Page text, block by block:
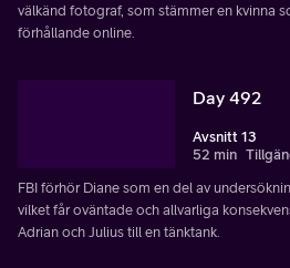
välkänd fotograf, som stämmer en kvinna
förhållande online.
Day 492
Avsnitt 13
52 min
FBI förhör Diane som en del av
vilket får oväntade och allvarliga
Adrian och Julius till en tänktank.